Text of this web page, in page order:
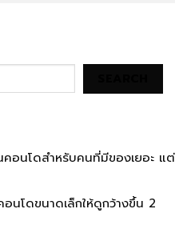
อนโดสำหรับคนที่มีของเยอะ แต่
โดขนาดเล็กให้ดูกว้างขึ้น 2